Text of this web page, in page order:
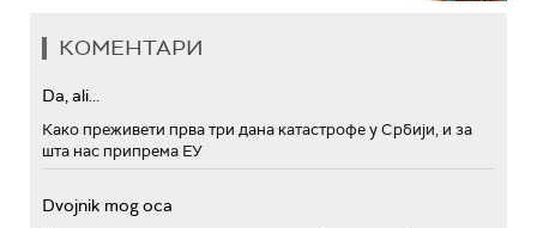
КОМЕНТАРИ
Da, ali...
Како преживети прва три дана катастрофе у Србији, и за
шта нас припрема ЕУ
Dvojnik mog oca